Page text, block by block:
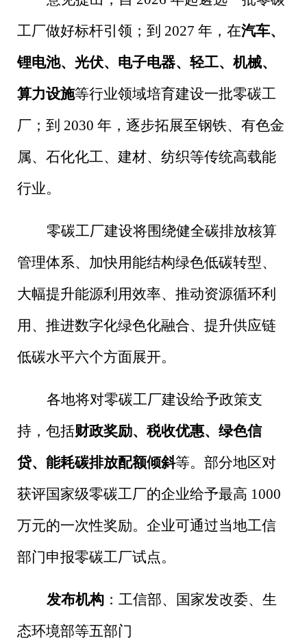
工厂做好标杆引领；到 2027 年，在汽车、
锂电池、光伏、电子电器、轻工、机械、
算力设施等行业领域培育建设一批零碳工
厂；到 2030 年，逐步拓展至钢铁、有色金
属、石化化工、建材、纺织等传统高载能
行业。
零碳工厂建设将围绕健全碳排放核算
管理体系、加快用能结构绿色低碳转型、
大幅提升能源利用效率、推动资源循环利
用、推进数字化绿色化融合、提升供应链
低碳水平六个方面展开。
各地将对零碳工厂建设给予政策支
持，包括财政奖励、税收优惠、绿色信
贷、能耗碳排放配额倾斜等。部分地区对
获评国家级零碳工厂的企业给予最高 1000
万元的一次性奖励。企业可通过当地工信
部门申报零碳工厂试点。
发布机构：工信部、国家发改委、生
态环境部等五部门